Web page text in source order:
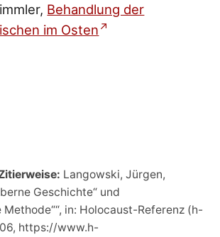
Behandlung der
im Osten
Langowski, Jürgen,
Geschichte“ und
in: Holocaust-Referenz (h-
https://www.h-